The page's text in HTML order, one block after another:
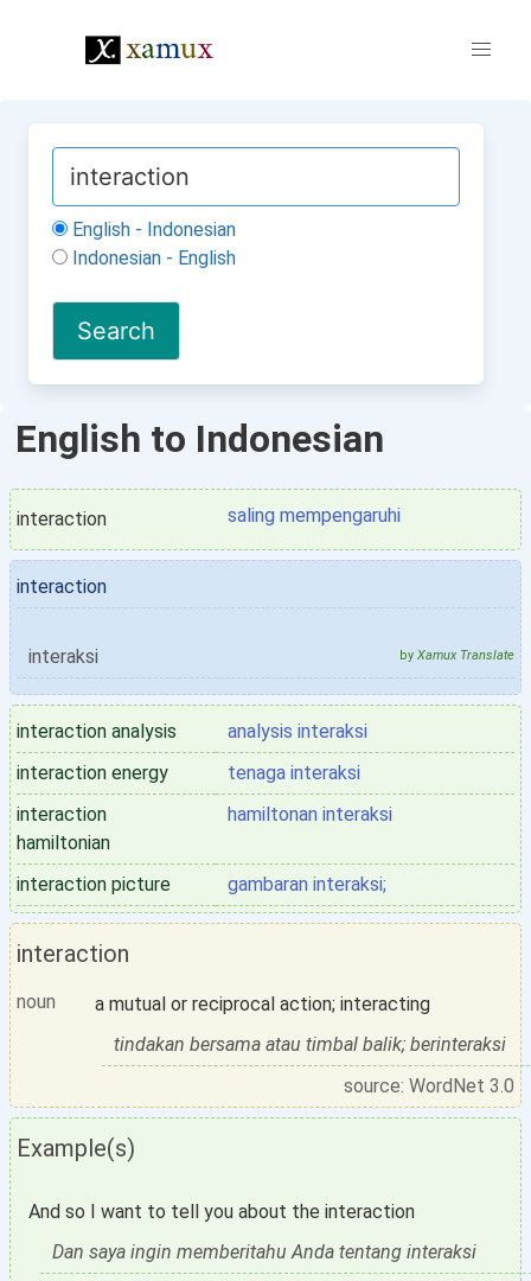
English - Indonesian
Indonesian - English
English to Indonesian
interaction saling mempengaruhi
interaction
interaksi by Xamux Translate
interaction analysis
analysis interaksi
interaction energy
tenaga interaksi
interaction
hamiltonian
hamiltonan interaksi
interaction picture gambaran interaksi;
interaction
noun
a mutual or reciprocal action; interacting
tindakan bersama atau timbal balik; berinteraksi
source: WordNet 3.0
Example(s)
And so I want to tell you about the interaction
Dan saya ingin memberitahu Anda tentang interaksi